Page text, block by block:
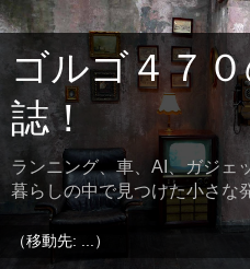
ゴルゴ４７
誌！
ランニング、車、AI、ガジェ
暮らしの中で見つけた小さな